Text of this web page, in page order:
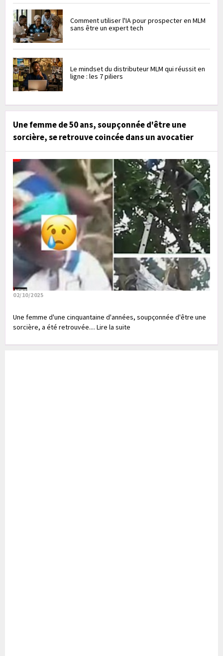
Comment utiliser l'IA pour prospecter en MLM
sans être un expert tech
Le mindset du distributeur MLM qui réussit en
ligne : les 7 piliers
Une femme de 50 ans, soupçonnée d'être une
sorcière, se retrouve coincée dans un avocatier
02/10/2025
Une femme d'une cinquantaine d'années, soupçonnée d'être une
sorcière, a été retrouvée.... Lire la suite